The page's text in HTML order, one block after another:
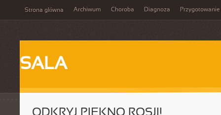
Strona główna Archiwum Choroba Diagnoza Przygotowanie
SALA